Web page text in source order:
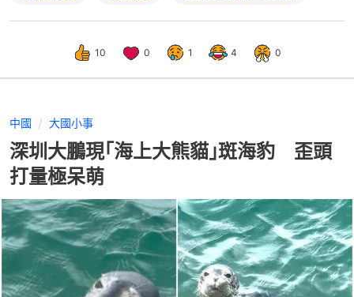
10 0 1 4 0
中國 大國小事
深圳大鵬現｢海上大熊貓｣斑海豹 歪頭
打量極呆萌